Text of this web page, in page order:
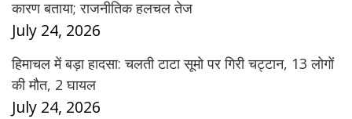
कारण बताया; राजनीतिक हलचल तेज
July 24, 2026
हिमाचल में बड़ा हादसा: चलती टाटा सूमो पर गिरी चट्टान, 13 लोगों
की मौत, 2 घायल
July 24, 2026